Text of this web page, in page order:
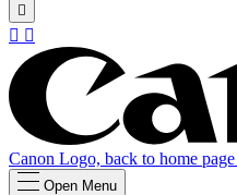

 
Canon Logo, back to home page
Open Menu